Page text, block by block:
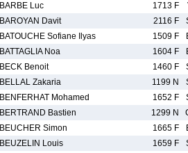
BARBE Luc 1713 F
BAROYAN Davit 2116 F
BATOUCHE Sofiane Ilyas 1509 F
BATTAGLIA Noa 1604 F
BECK Benoit 1460 F
BELLAL Zakaria 1199 N
BENFERHAT Mohamed 1652 F
BERTRAND Bastien 1299 N
BEUCHER Simon 1665 F
BEUZELIN Louis 1659 F